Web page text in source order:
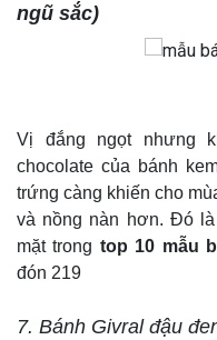
ngũ sắc)
Vị đắng ngọt nhưng
chocolate của bánh
trứng càng khiến cho
và nồng nàn hơn. Đó
mặt trong top 10 mẫu
đón 219
7. Bánh Givral đậu